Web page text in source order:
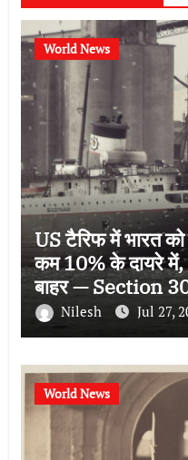
World News
US टैरिफ में भारत
कम 10% के दायरे में,
बाहर — Section
जीतNilesh Jul 27,
World News